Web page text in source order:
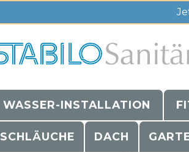
WASSER-INSTALLATION
SCHLÄUCHE DACH